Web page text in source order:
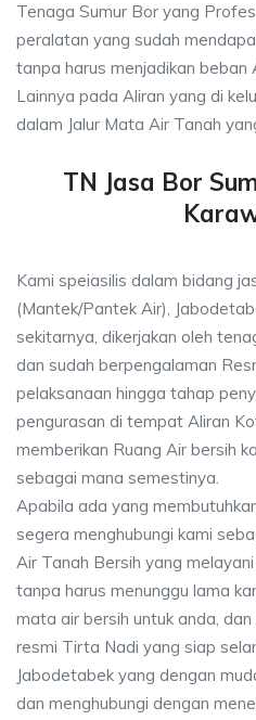
Tenaga Sumur Bor yang
peralatan yang sudah
tanpa harus menjadikan beban
Lainnya pada Aliran yang di
dalam Jalur Mata Air Tanah
TN Jasa Bor
Kami speiasilis dalam bidang
(Mantek/Pantek Air),
sekitarnya, dikerjakan oleh
dan sudah berpengalaman
pelaksanaan hingga tahap
pengurasan di tempat Aliran
memberikan Ruang Air bersih
sebagai mana semestinya.
Apabila ada yang
segera menghubungi kami
Air Tanah Bersih yang
tanpa harus menunggu lama
mata air bersih untuk anda,
resmi Tirta Nadi yang siap
Jabodetabek yang dengan
dan menghubungi dengan